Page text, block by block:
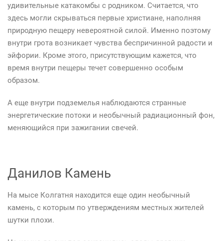
удивительные катакомбы с родником. Считается, что
здесь могли скрываться первые христиане, наполняя
природную пещеру невероятной силой. Именно поэтому
внутри грота возникает чувства беспричинной радости и
эйфории. Кроме этого, присутствующим кажется, что
время внутри пещеры течет совершенно особым
образом.
А еще внутри подземелья наблюдаются странные
энергетические потоки и необычный радиационный фон,
меняющийся при зажигании свечей.
Данилов Камень
На мысе Колгатня находится еще один необычный
камень, с которым по утверждениям местных жителей
шутки плохи.